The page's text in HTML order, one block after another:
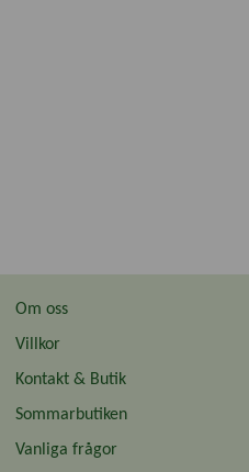
Om oss
Villkor
Kontakt & Butik
Sommarbutiken
Vanliga frågor